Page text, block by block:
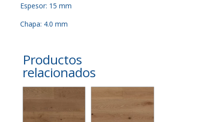
Espesor: 15 mm
Chapa: 4.0 mm
Productos
relacionados